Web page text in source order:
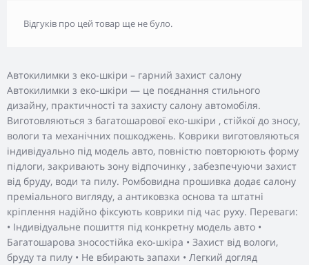
Автокилимки з еко-шкіри – гарний захист салону
Автокилимки з еко-шкіри — це поєднання стильного
дизайну, практичності та захисту салону автомобіля.
Виготовляються з багатошарової еко-шкіри , стійкої до зносу,
вологи та механічних пошкоджень. Коврики виготовляються
індивідуально під модель авто, повністю повторюють форму
підлоги, закривають зону відпочинку , забезпечуючи захист
від бруду, води та пилу. Ромбовидна прошивка додає салону
преміального вигляду, а антиковзка основа та штатні
кріплення надійно фіксують коврики під час руху. Переваги:
• Індивідуальне пошиття під конкретну модель авто •
Багатошарова зносостійка еко-шкіра • Захист від вологи,
бруду та пилу • Не вбирають запахи • Легкий догляд
Відгуків про цей товар ще не було.